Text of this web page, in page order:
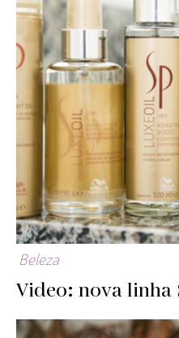
Beleza
Video: nova linha